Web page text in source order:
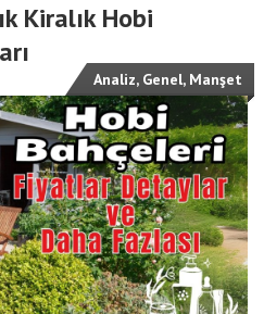
Kiralık Hobi
Analiz, Genel, Manşet